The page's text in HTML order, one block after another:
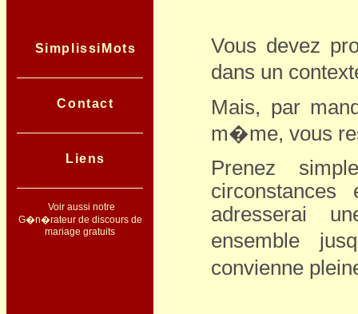
SimplissiMots
Contact
Liens
Voir aussi notre
G�n�rateur de discours de
mariage gratuits
Vous devez
dans un
Mais, par
m�me, vous
Prenez
adresserai
ensemble
convienne